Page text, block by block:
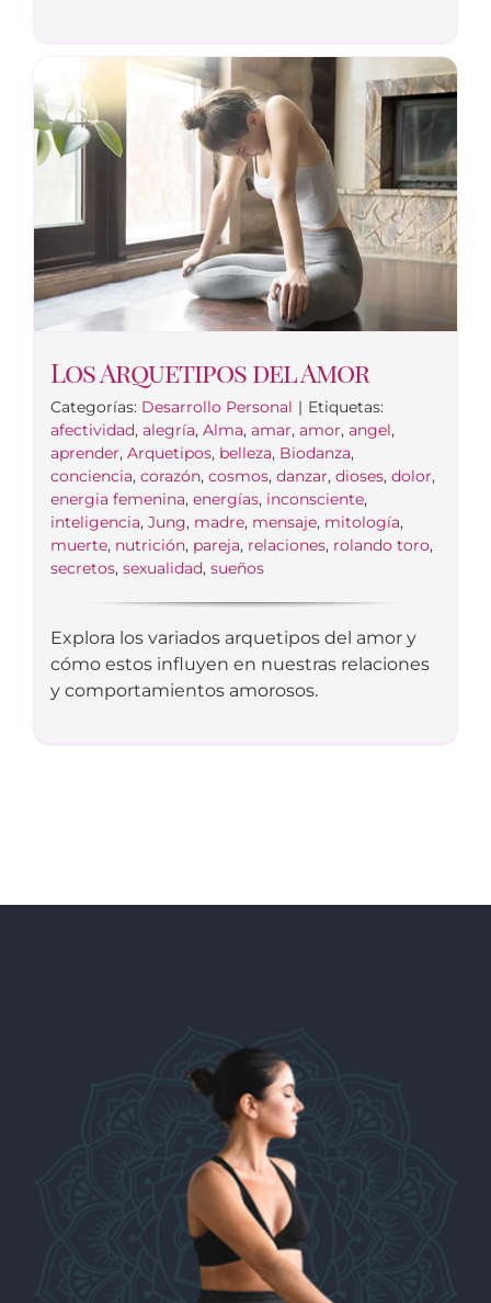
Los Arquetipos del Amor
Categorías: Desarrollo Personal | Etiquetas:
afectividad, alegría, Alma, amar, amor, angel,
aprender, Arquetipos, belleza, Biodanza,
conciencia, corazón, cosmos, danzar, dioses, dolor,
energia femenina, energías, inconsciente,
inteligencia, Jung, madre, mensaje, mitología,
muerte, nutrición, pareja, relaciones, rolando toro,
secretos, sexualidad, sueños
Explora los variados arquetipos del amor y
cómo estos influyen en nuestras relaciones
y comportamientos amorosos.